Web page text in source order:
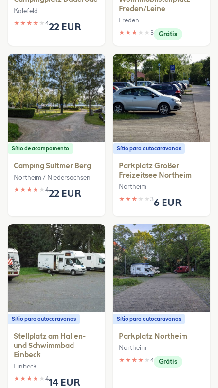
Kalefeld
★ ★ ★ ★ ★ 422 EUR
Freden/Leine
Freden
★ ★ ★ ★ ★ 3 Grátis
Sítio de acampamento
Camping Sultmer Berg
Northeim / Niedersachsen
★ ★ ★ ★ ★ 422 EUR
Sítio para autocaravanas
Parkplatz Großer
Freizeitsee Northeim
Northeim
★ ★ ★ ★ ★ 36 EUR
Sítio para autocaravanas
Stellplatz am Hallen-
und Schwimmbad
Einbeck
Einbeck
★ ★ ★ ★ ★ 414 EUR
Sítio para autocaravanas
Parkplatz Northeim
Northeim
★ ★ ★ ★ ★ 4 Grátis